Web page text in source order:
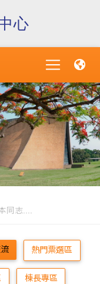
同志....
熱門票選區
棟長專區